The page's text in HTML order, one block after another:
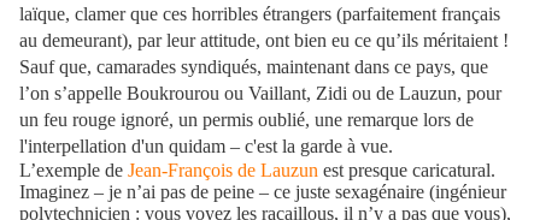
laïque, clamer que ces horribles étrangers (parfaitement français
au demeurant), par leur attitude, ont bien eu ce qu’ils méritaient !
Sauf que, camarades syndiqués, maintenant dans ce pays, que
l’on s’appelle Boukrourou ou Vaillant, Zidi ou de Lauzun, pour
un feu rouge ignoré, un permis oublié, une remarque lors de
l'interpellation d'un quidam – c'est la garde à vue.
L’exemple de Jean-François de Lauzun est presque caricatural.
Imaginez – je n’ai pas de peine – ce juste sexagénaire (ingénieur
polytechnicien : vous voyez les racaillous, il n’y a pas que vous),